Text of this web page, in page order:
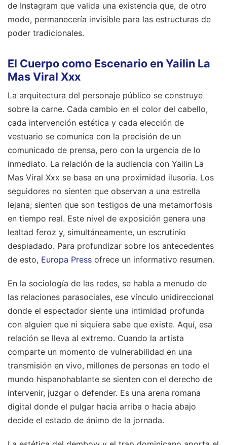
de Instagram que valida una existencia que, de otro
modo, permanecería invisible para las estructuras de
poder tradicionales.
El Cuerpo como Escenario en Yailin La
Mas Viral Xxx
La arquitectura del personaje público se construye
sobre la carne. Cada cambio en el color del cabello,
cada intervención estética y cada elección de
vestuario se comunica con la precisión de un
comunicado de prensa, pero con la urgencia de lo
inmediato. La relación de la audiencia con Yailin La
Mas Viral Xxx se basa en una proximidad ilusoria. Los
seguidores no sienten que observan a una estrella
lejana; sienten que son testigos de una metamorfosis
en tiempo real. Este nivel de exposición genera una
lealtad feroz y, simultáneamente, un escrutinio
despiadado. Para profundizar sobre los antecedentes
de esto, Europa Press ofrece un informativo resumen.
En la sociología de las redes, se habla a menudo de
las relaciones parasociales, ese vínculo unidireccional
donde el espectador siente una intimidad profunda
con alguien que ni siquiera sabe que existe. Aquí, esa
relación se lleva al extremo. Cuando la artista
comparte un momento de vulnerabilidad en una
transmisión en vivo, millones de personas en todo el
mundo hispanohablante se sienten con el derecho de
intervenir, juzgar o defender. Es una arena romana
digital donde el pulgar hacia arriba o hacia abajo
decide el estado de ánimo de la jornada.